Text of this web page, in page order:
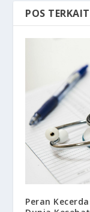
POS TERKAIT
Peran